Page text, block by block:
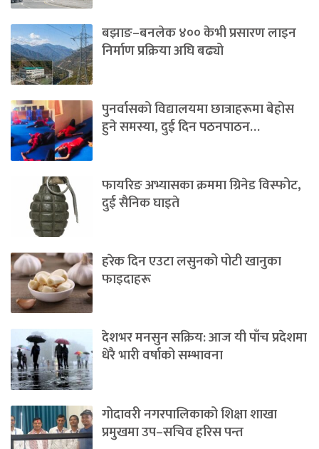
बझाङ–बनलेक ४०० केभी प्रसारण लाइन
निर्माण प्रक्रिया अघि बढ्यो
पुनर्वासको विद्यालयमा छात्राहरूमा बेहोस
हुने समस्या, दुई दिन पठनपाठन…
फायरिङ अभ्यासका क्रममा ग्रिनेड विस्फोट,
दुई सैनिक घाइते
हरेक दिन एउटा लसुनको पोटी खानुका
फाइदाहरू
देशभर मनसुन सक्रिय: आज यी पाँच प्रदेशमा
धेरै भारी वर्षाको सम्भावना
गोदावरी नगरपालिकाको शिक्षा शाखा
प्रमुखमा उप–सचिव हरिस पन्त